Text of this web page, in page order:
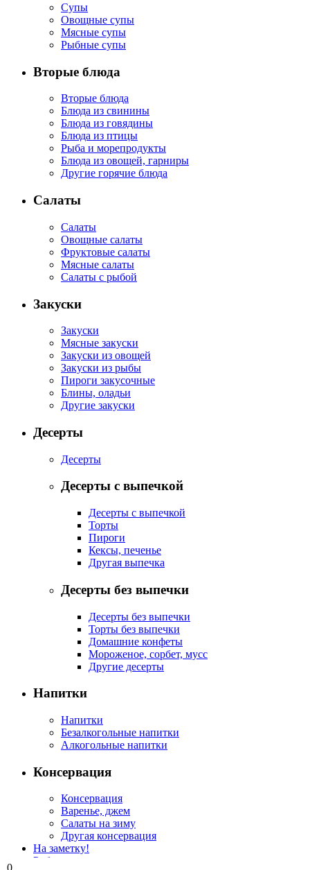
0
Супы
Овощные супы
Мясные супы
Рыбные супы
Вторые блюда
Вторые блюда
Блюда из свинины
Блюда из говядины
Блюда из птицы
Рыба и морепродукты
Блюда из овощей, гарниры
Другие горячие блюда
Салаты
Салаты
Овощные салаты
Фруктовые салаты
Мясные салаты
Салаты с рыбой
Закуски
Закуски
Мясные закуски
Закуски из овощей
Закуски из рыбы
Пироги закусочные
Блины, оладьи
Другие закуски
Десерты
Десерты
Десерты с выпечкой
Десерты с выпечкой
Торты
Пироги
Кексы, печенье
Другая выпечка
Десерты без выпечки
Десерты без выпечки
Торты без выпечки
Домашние конфеты
Мороженое, сорбет, мусс
Другие десерты
Напитки
Напитки
Безалкогольные напитки
Алкогольные напитки
Консервация
Консервация
Варенье, джем
Салаты на зиму
Другая консервация
На заметку!
Рубрикатор